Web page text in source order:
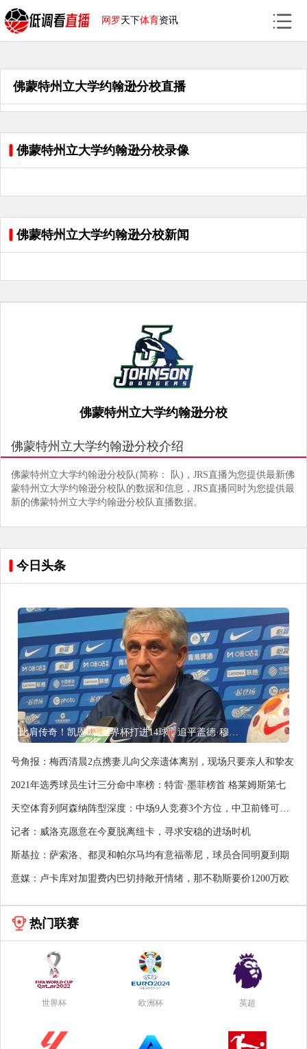
网罗天下体育资讯
佛蒙特州立大学约翰逊分校直播
佛蒙特州立大学约翰逊分校录像
佛蒙特州立大学约翰逊分校新闻
佛蒙特州立大学约翰逊分校
佛蒙特州立大学约翰逊分校介绍
佛蒙特州立大学约翰逊分校队(简称： 队)，JRS直播为您提供最新佛
蒙特州立大学约翰逊分校队的数据和信息，JRS直播同时为您提供最
新的佛蒙特州立大学约翰逊分校队直播数据。
今日头条
比肩传奇！凯恩3届世界杯打进14球，追平盖德·穆勒并排前史第5
号角报：梅西清晨2点携妻儿向父亲遗体离别，现场只要亲人和挚友
2021年选秀球员生计三分命中率榜：特雷·墨菲榜首 格莱姆斯第七
天空体育列阿森纳阵型深度：中场9人竞赛3个方位，中卫前锋可加
记者：威洛克愿意在今夏脱离纽卡，寻求安稳的进场时机
斯基拉：萨索洛、都灵和帕尔马均有意福蒂尼，球员合同明夏到期
意媒：卢卡库对加盟费内巴切持敞开情绪，那不勒斯要价1200万欧
热门联赛
世界杯 欧洲杯 英超